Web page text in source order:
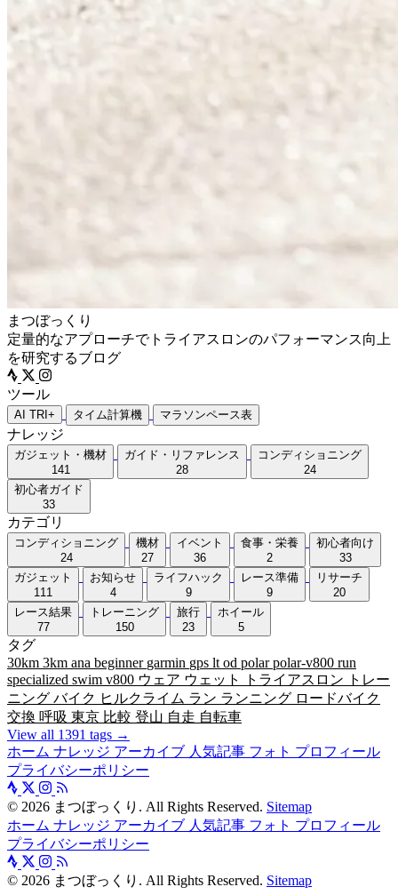
まつぼっくり
定量的なアプローチでトライアスロンのパフォーマンス向上
を研究するブログ
ツール
AI TRI+ タイム計算機 マラソンペース表
ナレッジ
ガジェット・機材
141
ガイド・リファレンス
28
コンディショニング
24
初心者ガイド
33
カテゴリ
コンディショニング
24
機材
27
イベント
36
食事・栄養
2
初心者向け
33
ガジェット
111
お知らせ
4
ライフハック
9
レース準備
9
リサーチ
20
レース結果
77
トレーニング
150
旅行
23
ホイール
5
タグ
30km 3km ana beginner garmin gps lt od polarpolar-v800 run
specialized swim v800 ウェア ウェット トライアスロン
トレー
ニング バイク ヒルクライム ラン ランニング ロードバイク
交換 呼吸 東京 比較 登山 自走 自転車
View all 1391 tags →
ホーム ナレッジ アーカイブ 人気記事 フォト プロフィール
プライバシーポリシー
© 2026 まつぼっくり. All Rights Reserved. Sitemap
ホーム ナレッジ アーカイブ 人気記事 フォト プロフィール
プライバシーポリシー
© 2026 まつぼっくり. All Rights Reserved. Sitemap